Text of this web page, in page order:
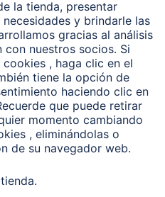
10000 mAh, 2 Salidas:
Capacidad (2)